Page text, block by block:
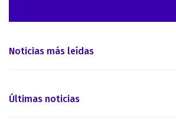
Noticias más leídas
Últimas noticias